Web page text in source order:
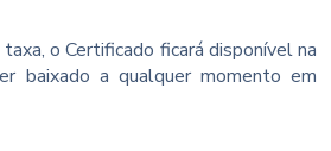
o Certificado ficará disponível na
baixado a qualquer momento em